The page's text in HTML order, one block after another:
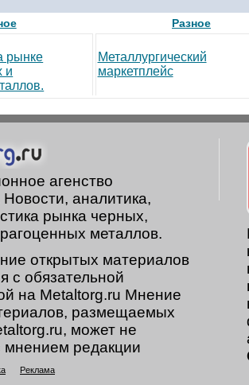
рынке
и
Разное
Металлургический
маркетплейс
агенство
аналитика,
рынка черных,
металлов.
открытых материалов
с обязательной
на Metaltorg.ru Мнение
размещаемых
может не
мнением редакции
Реклама